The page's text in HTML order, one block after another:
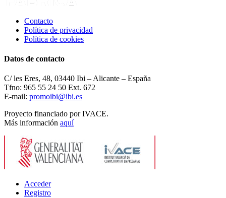
Contacto
Política de privacidad
Política de cookies
Datos de contacto
C/ les Eres, 48, 03440 Ibi – Alicante – España
Tfno: 965 55 24 50 Ext. 672
E-mail: promoibi@ibi.es
Proyecto financiado por IVACE.
Más información aquí
Acceder
Registro